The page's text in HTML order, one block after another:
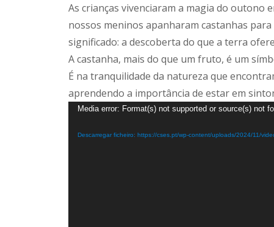
As crianças vivenciaram a magia do outono
nossos meninos apanharam castanhas
significado: a descoberta do que a terra
A castanha, mais do que um fruto, é um
É na tranquilidade da natureza que
aprendendo a importância de estar em
Reprodutor
Media error: Format(s) not supported or source(s) not
Descarregar ficheiro: https://cses.pt/wp-content/uploads/2024/11/